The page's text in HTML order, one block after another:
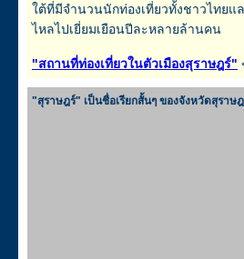
ใต้ที่มีจำนวนนักท่องเที่ยวทั้งชาวไทยแ
ไหลไปเยี่ยมเยือนปีละหลายล้านคน
"สถานที่ท่องเที่ยวในตัวเมืองสุราษฎร์"
"สุราษฎร์" เป็นชื่อเรียกสั้นๆ ของจังหวัดสุราษ